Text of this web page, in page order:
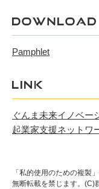
「私的使用のための複製
無断転載を禁じます。(C)
Pamphlet
ぐんま未来イノベー
起業家支援ネットワ